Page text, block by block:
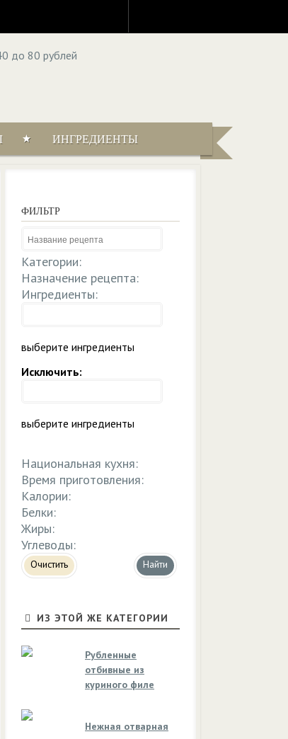
ИНГРЕДИЕНТЫ
ФИЛЬТР
Категории:
Назначение рецепта:
Ингредиенты:
выберите ингредиенты
Исключить:
выберите ингредиенты
Национальная кухня:
Время приготовления:
Калории:
Белки:
Жиры:
Углеводы:
Очистить
ИЗ ЭТОЙ ЖЕ КАТЕГОРИИ
Рубленные
отбивные из
куриного филе
Нежная отварная